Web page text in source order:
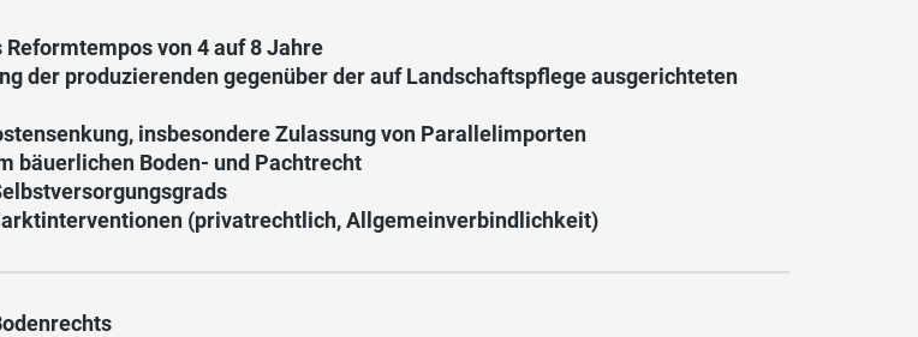
Reformtempos von 4 auf 8 Jahre
der produzierenden gegenüber der auf Landschaftspflege ausgerichteten
insbesondere Zulassung von Parallelimporten
bäuerlichen Boden- und Pachtrecht
(privatrechtlich, Allgemeinverbindlichkeit)